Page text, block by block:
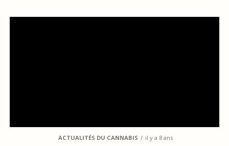
ACTUALITÉS DU CANNABIS il y a 8 ans